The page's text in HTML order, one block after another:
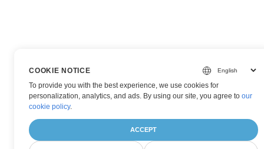
COOKIE NOTICE
To provide you with the best experience, we use cookies for
personalization, analytics, and ads. By using our site, you agree toour
cookie policy.
ACCEPT